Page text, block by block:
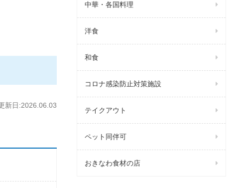
新日:2026.06.03
中華・各国料理
洋食
和食
コロナ感染防止対策施設
テイクアウト
ペット同伴可
おきなわ食材の店